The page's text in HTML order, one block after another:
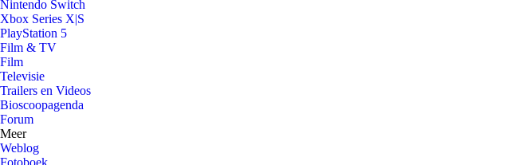
Nintendo Switch
Xbox Series X|S
PlayStation 5
Film & TV
Film
Televisie
Trailers en Videos
Bioscoopagenda
Forum
Meer
Weblog
Fotoboek